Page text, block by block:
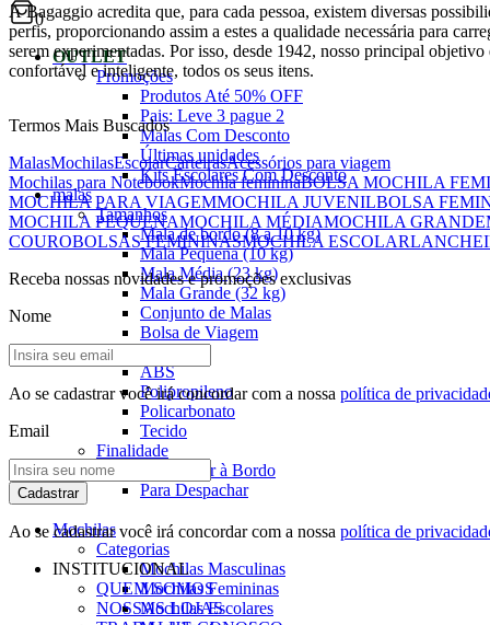
0
OUTLET
Promoções
Produtos Até 50% OFF
Pais: Leve 3 pague 2
Malas Com Desconto
Últimas unidades
Kits Escolares Com Desconto
malas
Tamanhos
Mala de bordo (8 a 10 kg)
Mala Pequena (10 kg)
Mala Média (23 kg)
Mala Grande (32 kg)
Conjunto de Malas
Bolsa de Viagem
Materiais
ABS
Polipropileno
Policarbonato
Tecido
Finalidade
Para Levar à Bordo
Para Despachar
Mochilas
Categorias
Mochilas Masculinas
Mochilas Femininas
Mochilas Escolares
A Bagaggio acredita que, para cada pessoa, existem diversas
perfis, proporcionando assim a estes a qualidade necessária para
serem experimentadas. Por isso, desde 1942, nosso principal
confortável e inteligente, todos os seus itens.
Termos Mais Buscados
MalasMochilasEscolarCarteirasAcessórios para viagem
Mochilas para NotebookMochila femininaBOLSA MOCHILA
MOCHILA PARA VIAGEMMOCHILA JUVENILBOLSA
MOCHILA PEQUENAMOCHILA MÉDIAMOCHILA GRANDE
COUROBOLSAS FEMININASMOCHILA ESCOLAR
Receba nossas novidades e promoções exclusivas
Nome
Ao se cadastrar você irá concordar com a nossa política de
Email
Cadastrar
Ao se cadastrar você irá concordar com a nossa política de
INSTITUCIONAL
QUEM SOMOS
NOSSAS LOJAS